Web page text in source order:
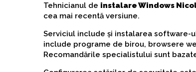
Tehnicianul de instalare Windows
cea mai recentă versiune.
Serviciul include și instalarea software-
include programe de birou, browsere
Recomandările specialistului sunt